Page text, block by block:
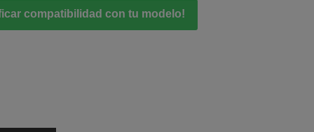
compatibilidad con tu modelo!